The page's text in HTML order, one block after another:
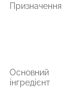
Призначення
Основний
інгредієнт